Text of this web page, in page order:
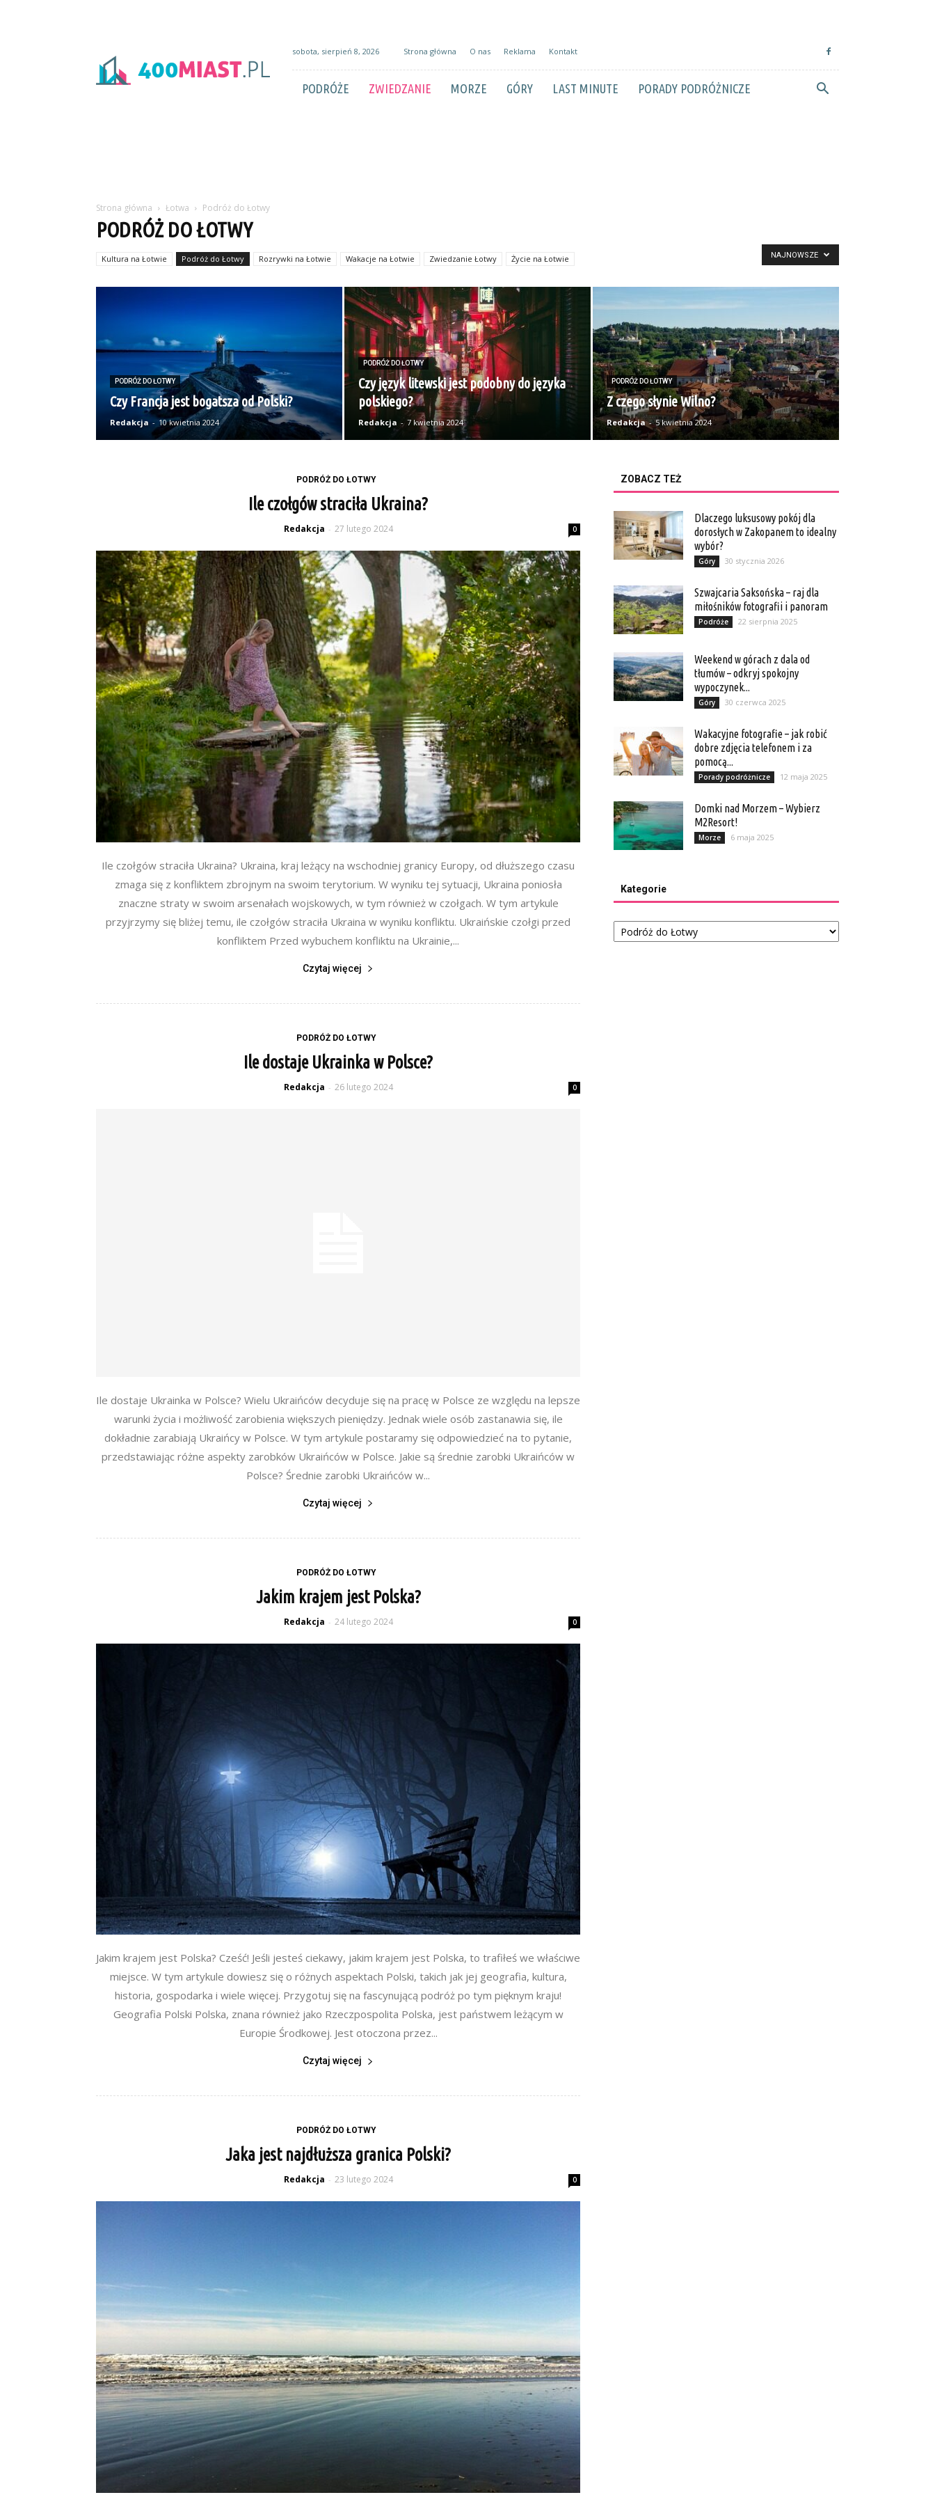
sobota, sierpień 8, 2026 Strona główna O nas Reklama Kontakt
PODRÓŻE ZWIEDZANIE MORZE GÓRY LAST MINUTE PORADY PODRÓŻNICZE
Strona główna Łotwa Podróż do Łotwy
PODRÓŻ DO ŁOTWY
Kultura na Łotwie Podróż do Łotwy Rozrywki na Łotwie Wakacje na Łotwie Zwiedzanie Łotwy Życie na Łotwie NAJNOWSZE
PODRÓŻ DO ŁOTWY
Czy Francja jest bogatsza od Polski?
Redakcja - 10 kwietnia 2024
PODRÓŻ DO ŁOTWY
Czy język litewski jest podobny do języka
polskiego?
Redakcja - 7 kwietnia 2024
PODRÓŻ DO ŁOTWY
Z czego słynie Wilno?
Redakcja - 5 kwietnia 2024
PODRÓŻ DO ŁOTWY
Ile czołgów straciła Ukraina?
Redakcja - 27 lutego 2024 0
Ile czołgów straciła Ukraina? Ukraina, kraj leżący na wschodniej granicy Europy, od dłuższego czasu
zmaga się z konfliktem zbrojnym na swoim terytorium. W wyniku tej sytuacji, Ukraina poniosła
znaczne straty w swoim arsenałach wojskowych, w tym również w czołgach. W tym artykule
przyjrzymy się bliżej temu, ile czołgów straciła Ukraina w wyniku konfliktu. Ukraińskie czołgi przed
konfliktem Przed wybuchem konfliktu na Ukrainie,...
Czytaj więcej
PODRÓŻ DO ŁOTWY
Ile dostaje Ukrainka w Polsce?
Redakcja - 26 lutego 2024 0
Ile dostaje Ukrainka w Polsce? Wielu Ukraińców decyduje się na pracę w Polsce ze względu na lepsze
warunki życia i możliwość zarobienia większych pieniędzy. Jednak wiele osób zastanawia się, ile
dokładnie zarabiają Ukraińcy w Polsce. W tym artykule postaramy się odpowiedzieć na to pytanie,
przedstawiając różne aspekty zarobków Ukraińców w Polsce. Jakie są średnie zarobki Ukraińców w
Polsce? Średnie zarobki Ukraińców w...
Czytaj więcej
PODRÓŻ DO ŁOTWY
Jakim krajem jest Polska?
Redakcja - 24 lutego 2024 0
Jakim krajem jest Polska? Cześć! Jeśli jesteś ciekawy, jakim krajem jest Polska, to trafiłeś we właściwe
miejsce. W tym artykule dowiesz się o różnych aspektach Polski, takich jak jej geografia, kultura,
historia, gospodarka i wiele więcej. Przygotuj się na fascynującą podróż po tym pięknym kraju!
Geografia Polski Polska, znana również jako Rzeczpospolita Polska, jest państwem leżącym w
Europie Środkowej. Jest otoczona przez...
Czytaj więcej
PODRÓŻ DO ŁOTWY
Jaka jest najdłuższa granica Polski?
Redakcja - 23 lutego 2024 0
ZOBACZ TEŻ
Dlaczego luksusowy pokój dla
dorosłych w Zakopanem to idealny
wybór?
Góry 30 stycznia 2026
Szwajcaria Saksońska – raj dla
miłośników fotografii i panoram
Podróże 22 sierpnia 2025
Weekend w górach z dala od
tłumów – odkryj spokojny
wypoczynek...
Góry 30 czerwca 2025
Wakacyjne fotografie – jak robić
dobre zdjęcia telefonem i za
pomocą...
Porady podróżnicze 12 maja 2025
Domki nad Morzem – Wybierz
M2Resort!
Morze 6 maja 2025
Kategorie
Kategorie